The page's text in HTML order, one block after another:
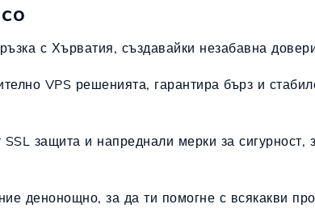
с Хърватия, създавайки незабавна
VPS решенията, гарантира бърз и
защита и напреднали мерки за сигурност,
денонощно, за да ти помогне с всякакви